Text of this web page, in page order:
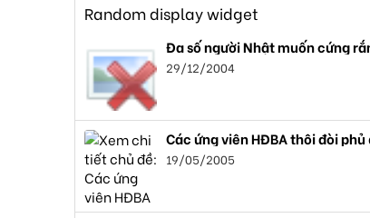
Random display widget
Đa số người Nhật muốn cứng
29/12/2004
Các ứng viên HĐBA thôi đòi
19/05/2005